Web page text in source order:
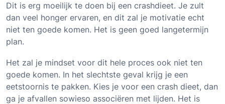
Dit is erg moeilijk te doen bij een crashdieet. Je zult
dan veel honger ervaren, en dit zal je motivatie echt
niet ten goede komen. Het is geen goed langetermijn
plan.
Het zal je mindset voor dit hele proces ook niet ten
goede komen. In het slechtste geval krijg je een
eetstoornis te pakken. Kies je voor een crash dieet, dan
ga je afvallen sowieso associëren met lijden. Het is